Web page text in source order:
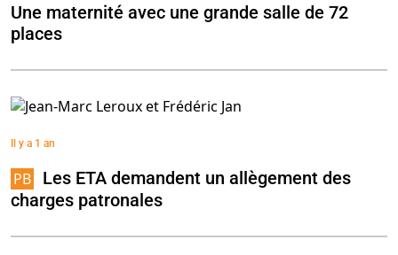
Une maternité avec une grande salle de 72
places
Il y a 1 an
Les ETA demandent un allègement des
charges patronales